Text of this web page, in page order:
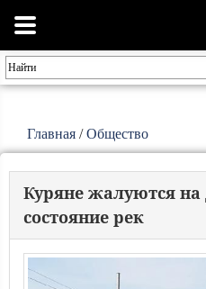
Главная /Общество
Куряне жалуются
состояние рек